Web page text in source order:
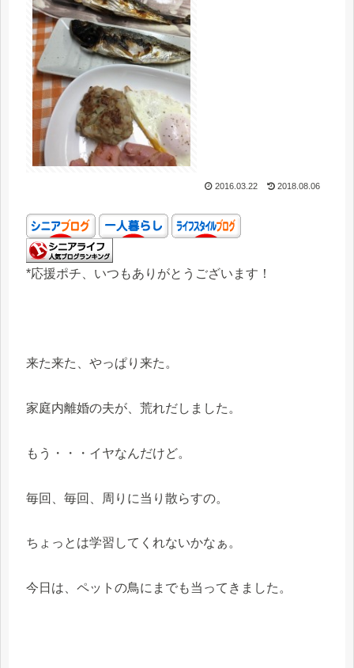
2016.03.22 2018.08.06
*応援ポチ、いつもありがとうございます！
来た来た、やっぱり来た。
家庭内離婚の夫が、荒れだしました。
もう・・・イヤなんだけど。
毎回、毎回、周りに当り散らすの。
ちょっとは学習してくれないかなぁ。
今日は、ペットの鳥にまでも当ってきました。